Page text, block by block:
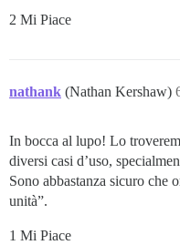
2 Mi Piace
nathank (Nathan Kershaw)
In bocca al lupo! Lo
diversi casi d’uso,
Sono abbastanza sicuro che
unità”.
1 Mi Piace